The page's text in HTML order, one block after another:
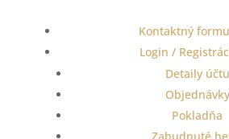
Kontaktný
Login /
Detaily účtu
Objednávky
Pokladňa